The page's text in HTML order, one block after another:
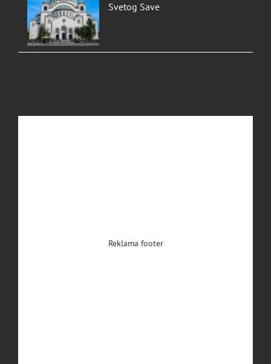
Svetog Save
Reklama footer